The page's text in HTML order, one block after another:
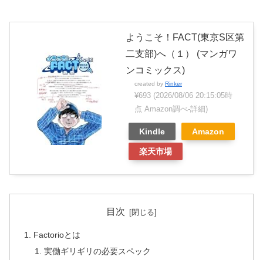
ようこそ！FACT(東京S区第
二支部)へ（１） (マンガワ
ンコミックス)
created by Rinker
¥693 (2026/08/06 20:15:05時
点 Amazon調べ-詳細)
Kindle Amazon
楽天市場
目次
Factorioとは
実働ギリギリの必要スペック